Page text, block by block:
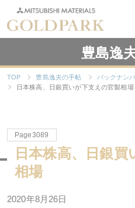
豊島逸
TOP 豊島逸夫の手帖
バックナン
日本株高、日銀買いが下支えの官製相場
Page3089
日本株高、日銀
相場
2020年8月26日